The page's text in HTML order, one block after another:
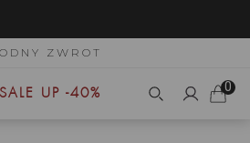
ZWROT
SALE UP -40% 0